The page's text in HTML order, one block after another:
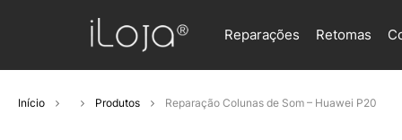
Reparações Retomas
Início Produtos Reparação Colunas de Som – Huawei P20